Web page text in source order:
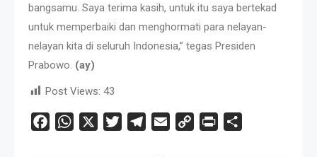
bangsamu. Saya terima kasih, untuk itu saya bertekad
untuk memperbaiki dan menghormati para nelayan-
nelayan kita di seluruh Indonesia,” tegas Presiden
Prabowo. (ay)
Post Views: 43
FacebookWhatsApp TwitterTelegram
Email
Copy
Print